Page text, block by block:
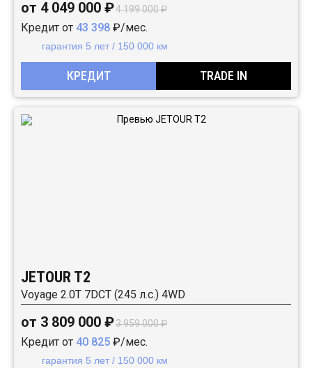
от 4 049 000 ₽4 199 000 ₽
Кредит от 43 398 ₽/мес.
гарантия 5 лет / 150 000 км
КРЕДИТ TRADE IN
JETOUR T2
Voyage 2.0T 7DCT (245 л.с.) 4WD
от 3 809 000 ₽3 959 000 ₽
Кредит от 40 825 ₽/мес.
гарантия 5 лет / 150 000 км